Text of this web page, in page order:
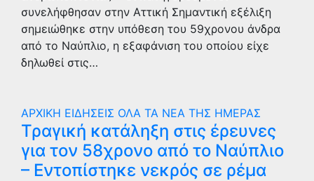
συνελήφθησαν στην Αττική Σημαντική εξέλιξη
σημειώθηκε στην υπόθεση του 59χρονου άνδρα
από το Ναύπλιο, η εξαφάνιση του οποίου είχε
δηλωθεί στις…
ΑΡΧΙΚΗ ΕΙΔΗΣΕΙΣ ΟΛΑ ΤΑ ΝΕΑ ΤΗΣ ΗΜΕΡΑΣ
Τραγική κατάληξη στις έρευνες
για τον 58χρονο από το Ναύπλιο
– Εντοπίστηκε νεκρός σε ρέμα